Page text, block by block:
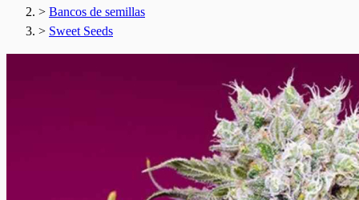
> Bancos de semillas
> Sweet Seeds